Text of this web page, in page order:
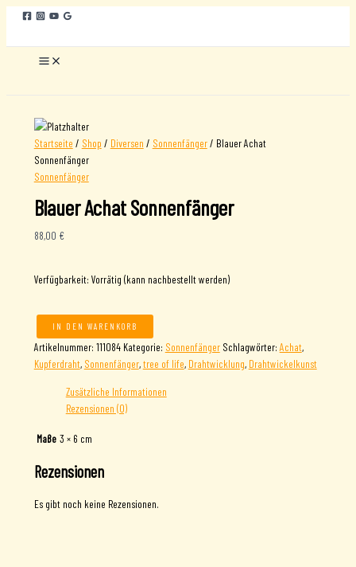
springen
Startseite / Shop / Diversen / Sonnenfänger/ Blauer Achat
Sonnenfänger
Sonnenfänger
Blauer Achat Sonnenfänger
88,00 €
Verfügbarkeit: Vorrätig (kann nachbestellt werden)
Blauer
Achat
Sonnenfänger
IN DEN WARENKORB
Artikelnummer: 111084 Kategorie: Sonnenfänger Schlagwörter: Achat,
Kupferdraht, Sonnenfänger,tree of life, Drahtwicklung, Drahtwickelkunst
Zusätzliche Informationen
Rezensionen (0)
Maße 3 × 6 cm
Rezensionen
Es gibt noch keine Rezensionen.